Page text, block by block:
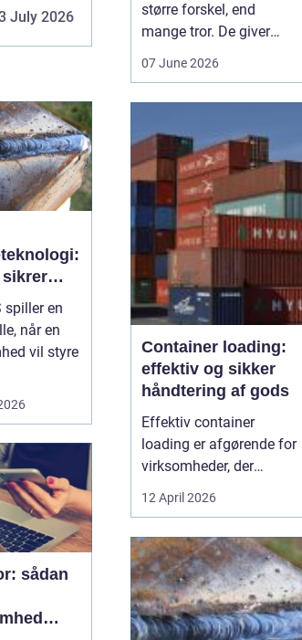
July 2026
sikrer
og
spiller en
når en
vil styre
sådan
større forskel, end
mange tror. De giver
endda påvirke humøret,
fordi rummene føles
lysere og mere åbne. I en
by som Odense, hvor
vejr, trafik og pollen hur...
07 June 2026
Container loading:
effektiv og sikker
håndtering af gods
Effektiv container
loading er afgørende for
virksomheder, der
arbejder med gods, skrot
eller store mængder
ikke er planlagt og styret,
går der tid tabt,
omkostningerne stiger,
og sikkerheden komm...
12 April 2026